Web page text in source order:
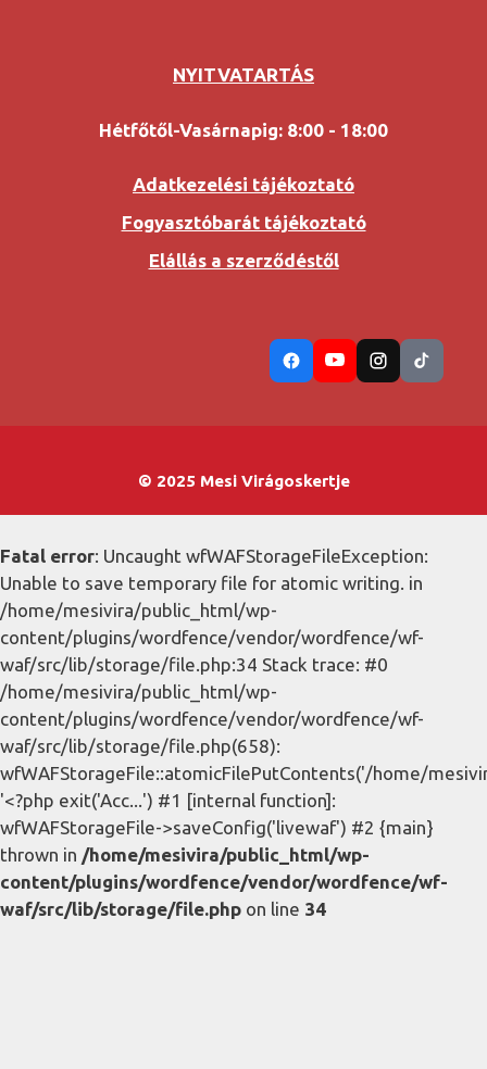
NYITVATARTÁS
Hétfőtől-Vasárnapig: 8:00 - 18:00
Adatkezelési tájékoztató
Fogyasztóbarát tájékoztató
Elállás a szerződéstől
© 2025 Mesi Virágoskertje
Fatal error: Uncaught wfWAFStorageFileException:
Unable to save temporary file for atomic writing. in
/home/mesivira/public_html/wp-
content/plugins/wordfence/vendor/wordfence/wf-
waf/src/lib/storage/file.php:34 Stack trace: #0
/home/mesivira/public_html/wp-
content/plugins/wordfence/vendor/wordfence/wf-
waf/src/lib/storage/file.php(658):
wfWAFStorageFile::atomicFilePutContents('/home/
'<?php exit('Acc...') #1 [internal function]:
wfWAFStorageFile->saveConfig('livewaf') #2 {main}
thrown in /home/mesivira/public_html/wp-
content/plugins/wordfence/vendor/wordfence/wf-
waf/src/lib/storage/file.php on line 34